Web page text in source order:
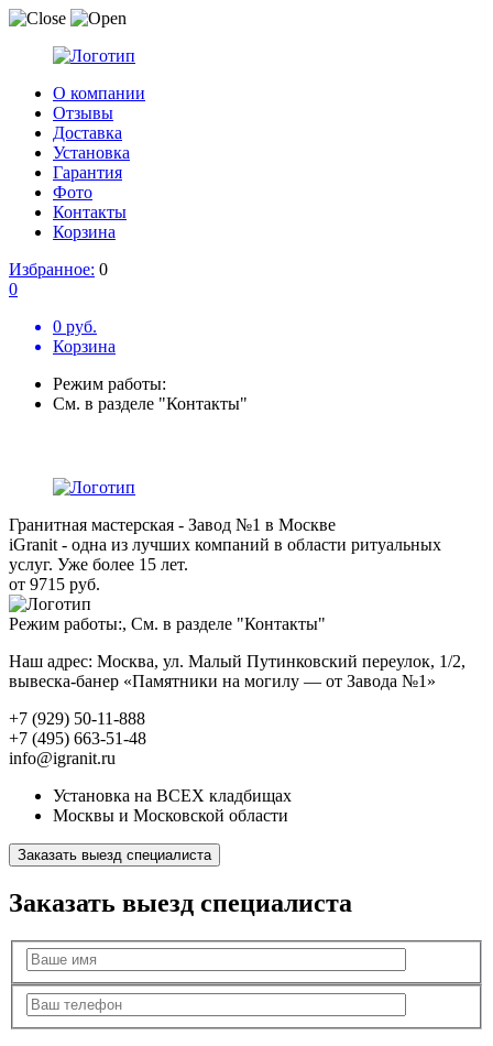
О компании
Отзывы
Доставка
Установка
Гарантия
Фото
Контакты
Корзина
Избранное: 0
0
0 руб.
Корзина
Режим работы:
См. в разделе "Контакты"
Гранитная мастерская - Завод №1 в Москве
iGranit - одна из лучших компаний в области ритуальных
услуг. Уже более 15 лет.
от 9715 руб.
Режим работы:, См. в разделе "Контакты"
Наш адрес: Москва, ул. Малый Путинковский переулок, 1/2,
вывеска-банер «Памятники на могилу — от Завода №1»
+7 (929) 50-11-888
+7 (495) 663-51-48
info@igranit.ru
Установка на ВСЕХ кладбищах
Москвы и Московской области
Заказать выезд специалиста
Заказать выезд специалиста